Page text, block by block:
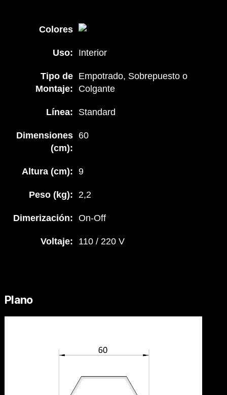
Colores
Uso: Interior
Tipo de
Montaje:
Empotrado, Sobrepuesto o
Colgante
Línea: Standard
Dimensiones
(cm):
60
Altura (cm): 9
Peso (kg): 2,2
Dimerización: On-Off
Voltaje: 110 / 220 V
Plano